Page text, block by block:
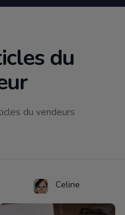
du
du vendeurs
Celine